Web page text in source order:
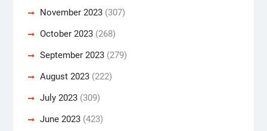
November 2023(307)
October 2023(268)
September 2023(279)
August 2023(222)
July 2023(309)
June 2023(423)